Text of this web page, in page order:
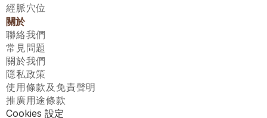
經脈穴位
關於
聯絡我們
常見問題
關於我們
隱私政策
使用條款及免責聲明
推廣用途條款
Cookies 設定